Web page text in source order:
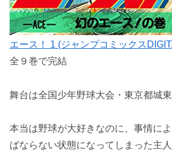
エース！ 1 (ジャンプコミックス
全９巻で完結
舞台は全国少年野球大会・東京都城
本当は野球が大好きなのに、事情に
ばならない状態になってしまった主